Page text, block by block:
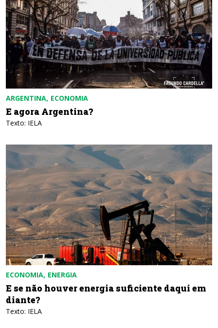
ARGENTINA ECONOMIA
E agora Argentina?
Texto: IELA
ECONOMIA ENERGIA
E se não houver energia suficiente daqui em
diante?
Texto: IELA